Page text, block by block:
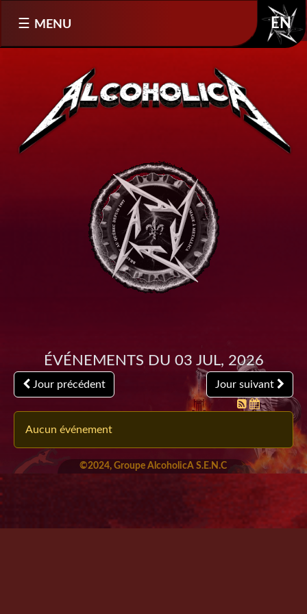
Événements du 03 Jul, 2026
Jour précédent Jour suivant
Aucun événement
©2024, Groupe AlcoholicA S.E.N.C
EN
MENU